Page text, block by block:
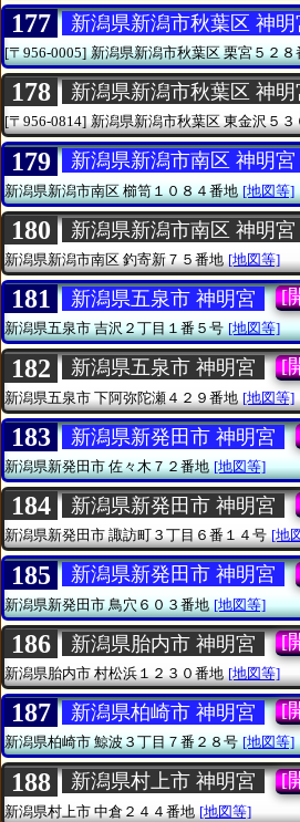
177 新潟県新潟市秋葉区 神明
[〒956-0005] 新潟県新潟市秋葉区栗宮５２８
178 新潟県新潟市秋葉区 神明
[〒956-0814] 新潟県新潟市秋葉区東金沢５３
179 新潟県新潟市南区 神明宮
新潟県新潟市南区櫛笥１０８４番地 [地図等]
180 新潟県新潟市南区 神明宮
新潟県新潟市南区釣寄新７５番地 [地図等]
181 新潟県五泉市 神明宮 [
新潟県五泉市吉沢２丁目１番５号 [地図等]
182 新潟県五泉市 神明宮 [
新潟県五泉市 下阿弥陀瀬４２９番地 [地図等]
183 新潟県新発田市 神明宮
新潟県新発田市佐々木７２番地 [地図等]
184 新潟県新発田市 神明宮
新潟県新発田市諏訪町３丁目６番１４号 [地
185 新潟県新発田市 神明宮
新潟県新発田市鳥穴６０３番地 [地図等]
186 新潟県胎内市 神明宮 [
新潟県胎内市村松浜１２３０番地 [地図等]
187 新潟県柏崎市 神明宮 [
新潟県柏崎市鯨波３丁目７番２８号 [地図等]
188 新潟県村上市 神明宮 [
新潟県村上市 中倉２４４番地 [地図等]